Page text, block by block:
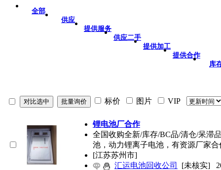
全部
供应
提供服务
供应二手
提供加工
提供合作
库
标价 图片 VIP
锂电池厂合作
全国收购全新/库存/BC品/清仓/呆滞
池，动力锂离子电池，有资源厂家合
[江苏苏州市]
汇运电池回收公司
[未核实]